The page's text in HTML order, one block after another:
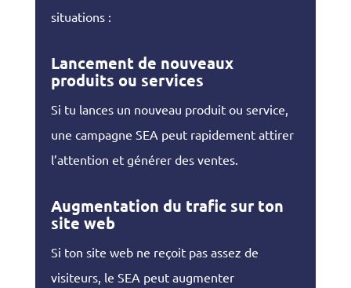
situations :
Lancement de nouveaux
produits ou services
Si tu lances un nouveau produit ou service,
une campagne SEA peut rapidement attirer
l’attention et générer des ventes.
Augmentation du trafic sur ton
site web
Si ton site web ne reçoit pas assez de
visiteurs, le SEA peut augmenter